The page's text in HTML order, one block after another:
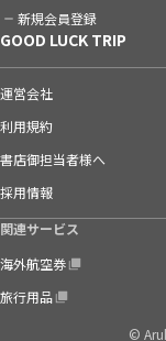
新規会員登録
GOOD LUCK TRIP
運営会社
利用規約
書店御担当者様へ
採用情報
関連サービス
海外航空券
旅行用品
©